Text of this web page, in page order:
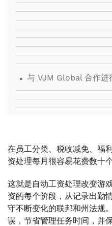
. 与 VJM Global 合作进
在员工分类、税收减免、福
资处理每月很容易花费数十个
这就是自动工资处理改变游
资的每个阶段，从记录出勤
守不断变化的联邦和州法规
误，节省管理任务时间，并